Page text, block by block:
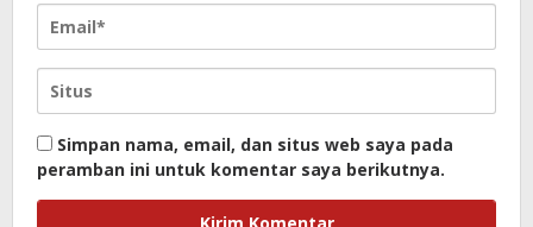
Simpan nama, email, dan situs web saya pada
peramban ini untuk komentar saya berikutnya.